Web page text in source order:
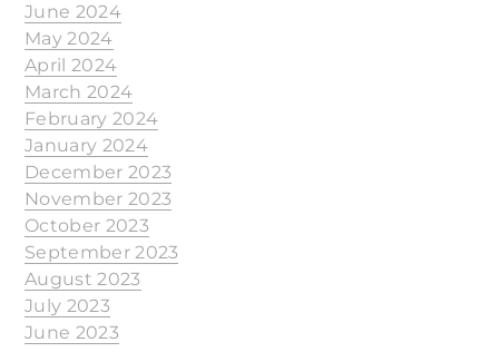
June 2024
May 2024
April 2024
March 2024
February 2024
January 2024
December 2023
November 2023
October 2023
September 2023
August 2023
July 2023
June 2023